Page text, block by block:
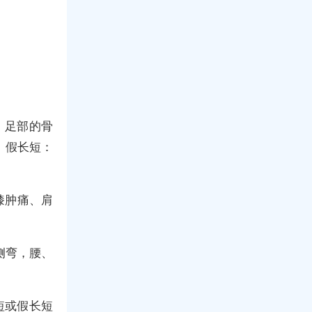
足部的骨
长短：
肿痛、肩
，腰、
或假长短